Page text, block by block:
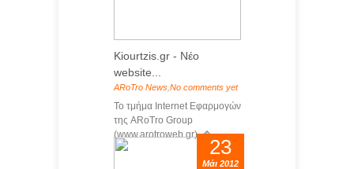
Kiourtzis.gr - Νέο
website...
ARoTro News No comments yet
Το τμήμα Internet Εφαρμογών
της ARoTro Group
(www.arotroweb.gr), �...
23
Μάι 2012